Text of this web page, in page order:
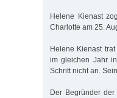
Helene Kienast
Charlotte am 25.
Helene Kienast
im gleichen Jahr
Schritt nicht an.
Der Begründer